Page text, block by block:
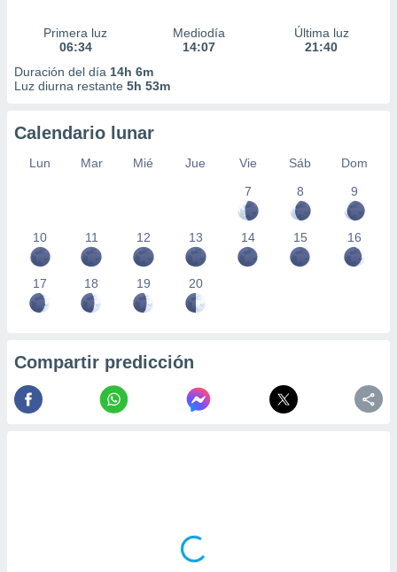
Primera luz
06:34
Mediodía
14:07
Última luz
21:40
Duración del día 14h 6m
Luz diurna restante 5h 53m
Calendario lunar
Lun Mar Mié Jue Vie Sáb
Dom
7
8 9
10 11 12 13 14 15 16
17 18 19 20
Compartir predicción